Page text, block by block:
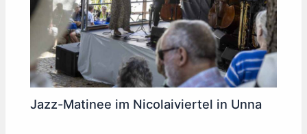
Jazz-Matinee im Nicolaiviertel in Unna